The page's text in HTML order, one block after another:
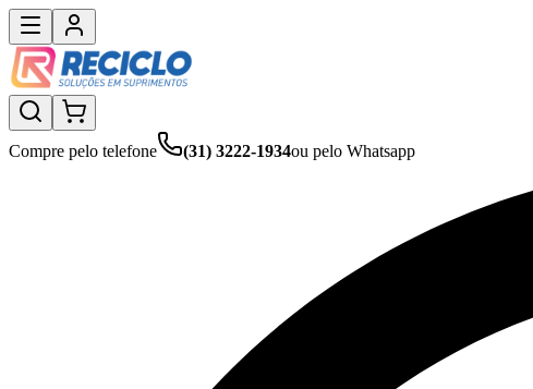
Compre pelo telefone (31) 3222-1934ou pelo Whatsapp